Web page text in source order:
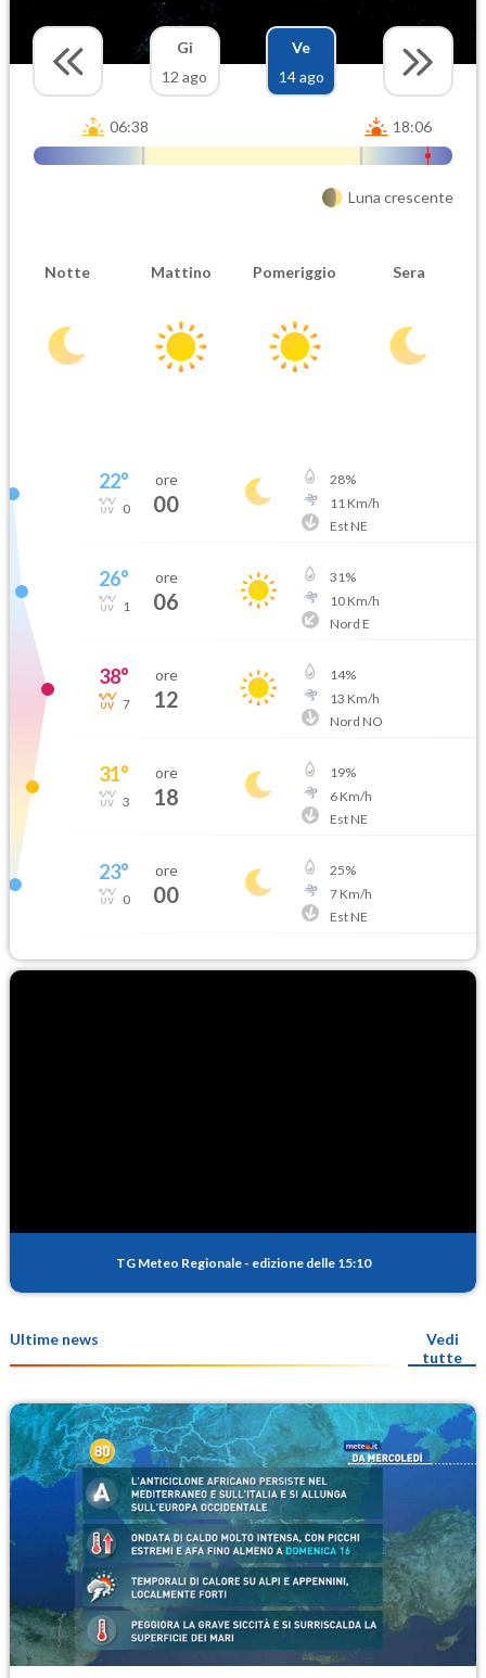
Gi
12 ago
Ve
14 ago
06:38 18:06
Luna crescente
Notte Mattino Pomeriggio Sera
22°
0
ore
00
28%
11 Km/h
Est NE
26°
1
ore
06
31%
10Km/h
Nord E
38°
7
ore
12
14%
13 Km/h
Nord NO
31°
3
ore
18
19%
6Km/h
Est NE
23°
0
ore
00
25%
7Km/h
Est NE
TG Meteo Regionale - edizione delle 15:10
Ultime news
Vedi
tutte